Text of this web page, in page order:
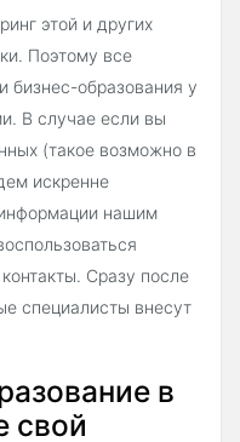
этой и других
Поэтому все
бизнес-образования у
В случае если вы
(такое возможно в
искренне
нашим
Сразу после
специалисты внесут
в
свой